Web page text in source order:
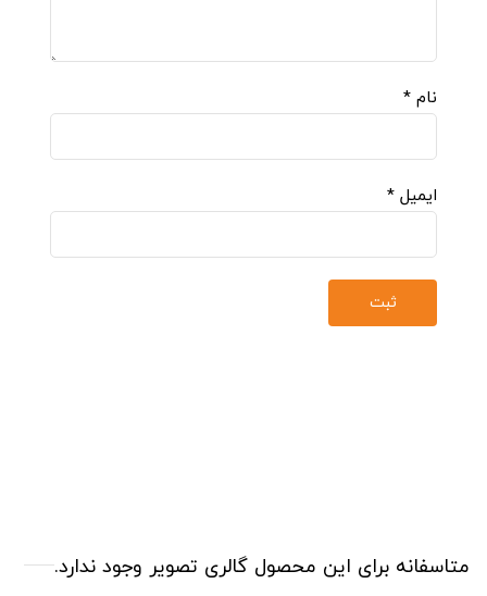
نام *
ایمیل *
متاسفانه برای این محصول گالری تصویر وجود ندارد.